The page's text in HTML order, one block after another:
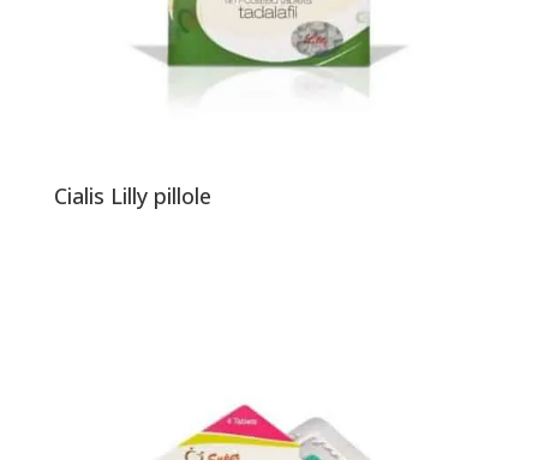
Cialis Lilly pillole